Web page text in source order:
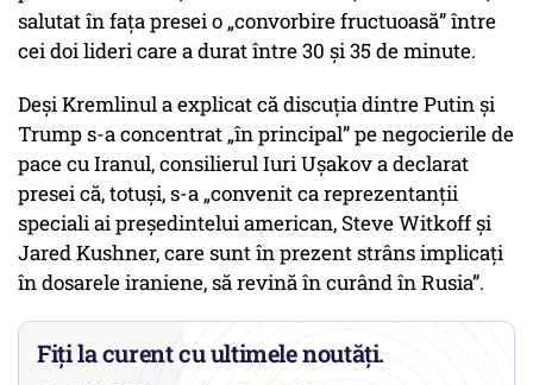
salutat în faţa presei o „convorbire fructuoasă” între
cei doi lideri care a durat între 30 şi 35 de minute.
Deși Kremlinul a explicat că discuţia dintre Putin şi
Trump s-a concentrat „în principal” pe negocierile de
pace cu Iranul, consilierul Iuri Uşakov a declarat
presei că, totuşi, s-a „convenit ca reprezentanţii
speciali ai preşedintelui american, Steve Witkoff şi
Jared Kushner, care sunt în prezent strâns implicaţi
în dosarele iraniene, să revină în curând în Rusia”.
Fiți la curent cu ultimele noutăți.